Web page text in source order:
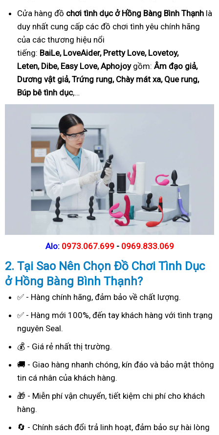
Cửa hàng đồ chơi tình dục ở Hồng Bàng Bình Thạnh là
duy nhất cung cấp các đồ chơi tình yêu chính hãng
của các thương hiệu nổi
tiếng: BaiLe, LoveAider, Pretty Love, Lovetoy,
Leten, Dibe, Easy Love, Aphojoygồm: Âm đạo giả,
Dương vật giả, Trứng rung, Chày mát xa, Que rung,
Búp bê tình dục,…
Alo: 0973.067.699 - 0969.833.069
2. Tại SaoNên Chọn Đồ Chơi Tình Dục
ở Hồng Bàng Bình Thạnh?
✅ - Hàng chính hãng, đảm bảo về chất lượng.
✅ - Hàng mới 100%, đến tay khách hàng với tình trạng
nguyên Seal.
💰 - Giá rẻ nhất thị trường.
🚚 - Giao hàng nhanh chóng, kín đáo và bảo mật thông
tin cá nhân của khách hàng.
🎁 - Miễn phí vận chuyển, tiết kiệm chi phí cho khách
hàng.
🔄 - Chính sách đổi trả linh hoạt, đảm bảo sự hài lòng